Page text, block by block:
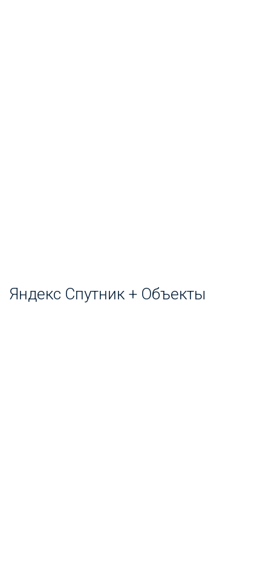
Яндекс Спутник + Объекты